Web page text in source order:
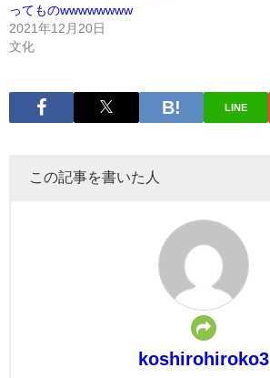
ってものwwwwwwww
2021年12月20日
文化
LINE
この記事を書いた人
koshirohiroko3